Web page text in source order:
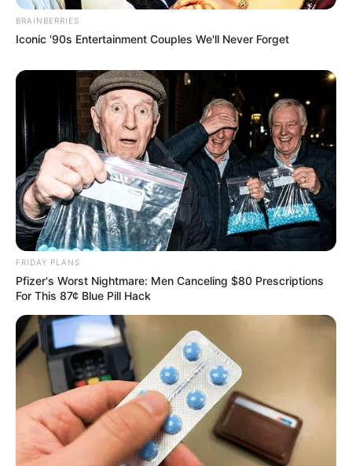
BRAINBERRIES
Iconic '90s Entertainment Couples We'll Never Forget
FRIDAY PLANS
Pfizer's Worst Nightmare: Men Canceling $80 Prescriptions
For This 87¢ Blue Pill Hack